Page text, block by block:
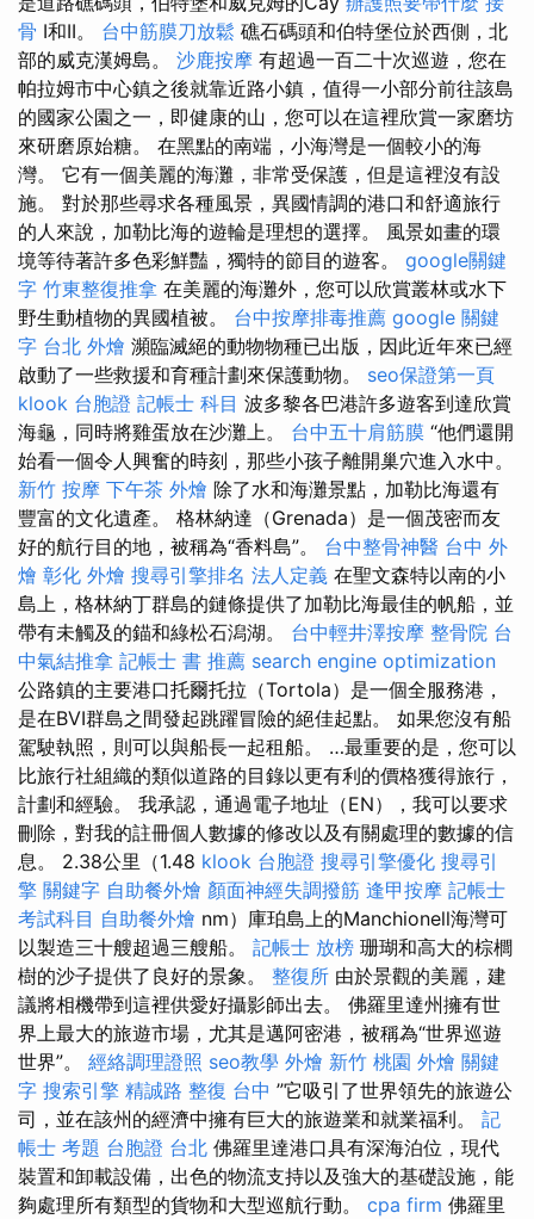
骨 I和II。 台中筋膜刀放鬆 礁石碼頭和伯特堡位於西側，北
部的威克漢姆島。 沙鹿按摩 有超過一百二十次巡遊，您在
帕拉姆市中心鎮之後就靠近路小鎮，值得一小部分前往該島
的國家公園之一，即健康的山，您可以在這裡欣賞一家磨坊
來研磨原始​​糖。 在黑點的南端，小海灣是一個較小的海
灣。 它有一個美麗的海灘，非常受保護，但是這裡沒有設
施。 對於那些尋求各種風景，異國情調的港口和舒適旅行
的人來說，加勒比海的遊輪是理想的選擇。 風景如畫的環
境等待著許多色彩鮮豔，獨特的節目的遊客。 google關鍵
字 竹東整復推拿 在美麗的海灘外，您可以欣賞叢林或水下
野生動植物的異國植被。 台中按摩排毒推薦 google 關鍵
字 台北 外燴 瀕臨滅絕的動物物種已出版，因此近年來已經
啟動了一些救援和育種計劃來保護動物。 seo保證第一頁
klook 台胞證 記帳士 科目 波多黎各巴港許多遊客到達欣賞
海龜，同時將雞蛋放在沙灘上。 台中五十肩筋膜 “他們還開
始看一個令人興奮的時刻，那些小孩子離開巢穴進入水中。
新竹 按摩 下午茶 外燴 除了水和海灘景點，加勒比海還有
豐富的文化遺產。 格林納達（Grenada）是一個茂密而友
好的航行目的地，被稱為“香料島”。 台中整骨神醫 台中 外
燴 彰化 外燴 搜尋引擎排名 法人定義 在聖文森特以南的小
島上，格林納丁群島的鏈條提供了加勒比海最佳的帆船，並
帶有未觸及的錨和綠松石潟湖。 台中輕井澤按摩 整骨院 台
中氣結推拿 記帳士 書 推薦 search engine optimization
公路鎮的主要港口托爾托拉（Tortola）是一個全服務港，
是在BVI群島之間發起跳躍冒險的絕佳起點。 如果您沒有船
駕駛執照，則可以與船長一起租船。 …最重要的是，您可以
比旅行社組織的類似道路的目錄以更有利的價格獲得旅行，
計劃和經驗。 我承認，通過電子地址（EN），我可以要求
刪除，對我的註冊個人數據的修改以及有關處理的數據的信
息。 2.38公里（1.48 klook 台胞證 搜尋引擎優化 搜尋引
擎 關鍵字 自助餐外燴 顏面神經失調撥筋 逢甲按摩 記帳士
考試科目 自助餐外燴 nm）庫珀島上的Manchionell海灣可
以製造三十艘超過三艘船。 記帳士 放榜 珊瑚和高大的棕櫚
樹的沙子提供了良好的景象。 整復所 由於景觀的美麗，建
議將相機帶到這裡供愛好攝影師出去。 佛羅里達州擁有世
界上最大的旅遊市場，尤其是邁阿密港，被稱為“世界巡遊
世界”。 經絡調理證照 seo教學 外燴 新竹 桃園 外燴 關鍵
字 搜索引擎 精誠路 整復 台中 ”它吸引了世界領先的旅遊公
司，並在該州的經濟中擁有巨大的旅遊業和就業福利。 記
帳士 考題 台胞證 台北 佛羅里達港口具有深海泊位，現代
裝置和卸載設備，出色的物流支持以及強大的基礎設施，能
夠處理所有類型的貨物和大型巡航行動。 cpa firm 佛羅里